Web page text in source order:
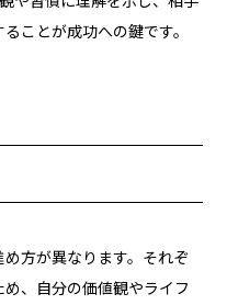
ことが成功への鍵です。
方が異なります。それぞ
、自分の価値観やライフ